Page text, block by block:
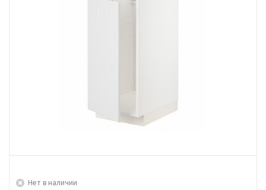
Нет в наличии